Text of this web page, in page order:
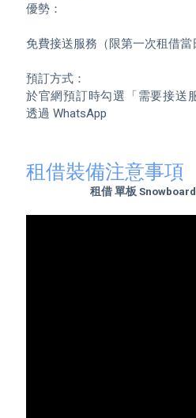
優勢：
免費接送服務（限第一次租借當
預訂方式：
於官網預訂時勾選「需要接送
透過 WhatsApp
租借裝備注意事項
租借 單板